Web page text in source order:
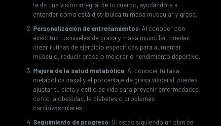
te da una visión integral de tu cuerpo, ayudándote a
entender cómo está distribuida tu masa muscular y grasa.
Personalización de entrenamientos: Al conocer con
exactitud tus niveles de grasa y masa muscular, puedes
crear rutinas de ejercicio específicas para aumentar
músculo, reducir grasa o mejorar el rendimiento deportivo.
Mejora de la salud metabólica: Al conocer tu tasa
metabólica basal y el porcentaje de grasa visceral, puedes
ajustar tu dieta y estilo de vida para prevenir enfermedades
como la obesidad, la diabetes o problemas
cardiovasculares.
Seguimiento de progreso: Si estás siguiendo un plan de